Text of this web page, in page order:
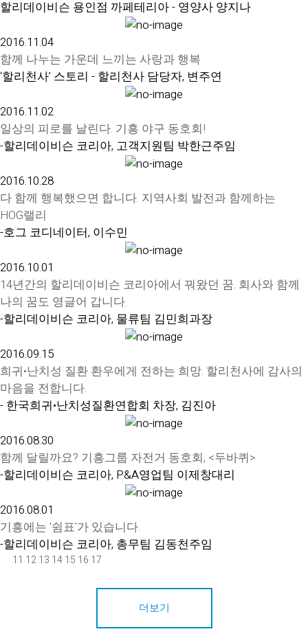
할리데이비슨 용인점 까페테리아 - 영양사 양지나
2016.11.04
함께 나누는 가운데 느끼는 사랑과 행복
‘할리천사’ 스토리 - 할리천사 담당자, 변주연
2016.11.02
일상의 피로를 날린다. 기흥 야구 동호회!
-할리데이비슨 코리아, 고객지원팀 박한근주임
2016.10.28
다 함께 행복했으면 합니다. 지역사회 발전과 함께하는
HOG랠리
-호그 코디네이터, 이수민
2016.10.01
14년간의 할리데이비슨 코리아에서 꿔왔던 꿈. 회사와 함께
나의 꿈도 영글어 갑니다.
-할리데이비슨 코리아, 물류팀 김민희과장
2016.09.15
희귀•난치성 질환 환우에게 전하는 희망. 할리천사에 감사의
마음을 전합니다.
- 한국희귀•난치성질환연합회 차장, 김진아
2016.08.30
함께 달릴까요? 기흥그룹 자전거 동호회, <두바퀴>
-할리데이비슨 코리아, P&A영업팀 이제창대리
2016.08.01
기흥에는 '쉼표'가 있습니다.
-할리데이비슨 코리아, 총무팀 김동천주임
11 1213 1415 16 17
더보기